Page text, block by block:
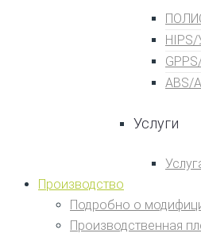
ABS/
Услуги
Производство
Подробно о
Производственная